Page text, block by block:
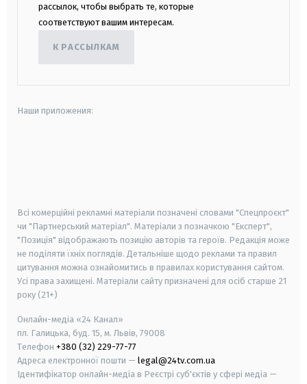
рассылок, чтобы выбрать те, которые
соответствуют вашим интересам.
К РАССЫЛКАМ
Наши приложения:
Всі комерційні рекламні матеріали позначені словами "Спецпроєкт"
чи "Партнерський матеріал". Матеріали з позначкою "Експерт",
"Позиція" відображають позицію авторів та героїв. Редакція може
не поділяти їхніх поглядів. Детальніше щодо реклами та правил
цитування можна ознайомитись в правилах користування сайтом.
Усі права захищені. Матеріали сайту призначені для осіб старше 21
року (21+)
Онлайн-медіа «24 Канал»
пл. Галицька, буд. 15, м. Львів, 79008
Телефон +380 (32) 229-77-77
Адреса електронної пошти — legal@24tv.com.ua
Ідентифікатор онлайн-медіа в Реєстрі суб'єктів у сфері медіа —